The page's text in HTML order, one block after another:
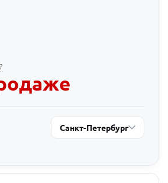
Санкт-Петербург